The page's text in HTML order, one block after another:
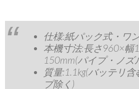
仕様:紙パック式・ワ
本機寸法:長さ960×幅
150mm(パイプ・ノズ
質量:1.1kg(バッテリ
プ除く)